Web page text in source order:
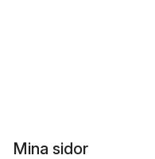
Mina sidor